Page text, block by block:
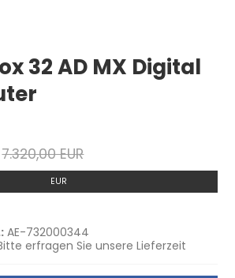
32 AD MX Digital
7.320,00 EUR
EUR
AE-732000344
erfragen Sie unsere Lieferzeit